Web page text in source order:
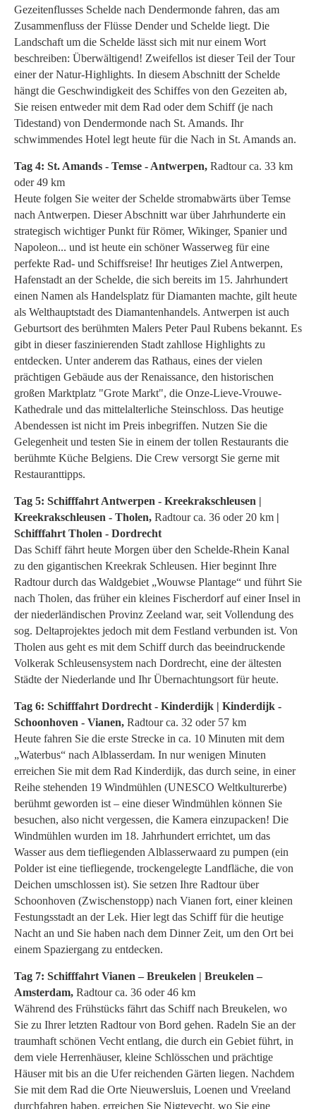
Gezeitenflusses Schelde nach Dendermonde fahren, das am
Zusammenfluss der Flüsse Dender und Schelde liegt. Die
Landschaft um die Schelde lässt sich mit nur einem Wort
beschreiben: Überwältigend! Zweifellos ist dieser Teil der Tour
einer der Natur-Highlights. In diesem Abschnitt der Schelde
hängt die Geschwindigkeit des Schiffes von den Gezeiten ab,
Sie reisen entweder mit dem Rad oder dem Schiff (je nach
Tidestand) von Dendermonde nach St. Amands. Ihr
schwimmendes Hotel legt heute für die Nach in St. Amands an.
Tag 4: St. Amands - Temse - Antwerpen, Radtour ca. 33 km
oder 49 km
Heute folgen Sie weiter der Schelde stromabwärts über Temse
nach Antwerpen. Dieser Abschnitt war über Jahrhunderte ein
strategisch wichtiger Punkt für Römer, Wikinger, Spanier und
Napoleon... und ist heute ein schöner Wasserweg für eine
perfekte Rad- und Schiffsreise! Ihr heutiges Ziel Antwerpen,
Hafenstadt an der Schelde, die sich bereits im 15. Jahrhundert
einen Namen als Handelsplatz für Diamanten machte, gilt heute
als Welthauptstadt des Diamantenhandels. Antwerpen ist auch
Geburtsort des berühmten Malers Peter Paul Rubens bekannt. Es
gibt in dieser faszinierenden Stadt zahllose Highlights zu
entdecken. Unter anderem das Rathaus, eines der vielen
prächtigen Gebäude aus der Renaissance, den historischen
großen Marktplatz "Grote Markt", die Onze-Lieve-Vrouwe-
Kathedrale und das mittelalterliche Steinschloss. Das heutige
Abendessen ist nicht im Preis inbegriffen. Nutzen Sie die
Gelegenheit und testen Sie in einem der tollen Restaurants die
berühmte Küche Belgiens. Die Crew versorgt Sie gerne mit
Restauranttipps.
Tag 5: Schifffahrt Antwerpen - Kreekrakschleusen |
Kreekrakschleusen - Tholen, Radtour ca. 36 oder 20 km |
Schifffahrt Tholen - Dordrecht
Das Schiff fährt heute Morgen über den Schelde-Rhein Kanal
zu den gigantischen Kreekrak Schleusen. Hier beginnt Ihre
Radtour durch das Waldgebiet „Wouwse Plantage“ und führt Sie
nach Tholen, das früher ein kleines Fischerdorf auf einer Insel in
der niederländischen Provinz Zeeland war, seit Vollendung des
sog. Deltaprojektes jedoch mit dem Festland verbunden ist. Von
Tholen aus geht es mit dem Schiff durch das beeindruckende
Volkerak Schleusensystem nach Dordrecht, eine der ältesten
Städte der Niederlande und Ihr Übernachtungsort für heute.
Tag 6: Schifffahrt Dordrecht - Kinderdijk | Kinderdijk -
Schoonhoven - Vianen, Radtour ca. 32 oder 57 km
Heute fahren Sie die erste Strecke in ca. 10 Minuten mit dem
„Waterbus“ nach Alblasserdam. In nur wenigen Minuten
erreichen Sie mit dem Rad Kinderdijk, das durch seine, in einer
Reihe stehenden 19 Windmühlen (UNESCO Weltkulturerbe)
berühmt geworden ist – eine dieser Windmühlen können Sie
besuchen, also nicht vergessen, die Kamera einzupacken! Die
Windmühlen wurden im 18. Jahrhundert errichtet, um das
Wasser aus dem tiefliegenden Alblasserwaard zu pumpen (ein
Polder ist eine tiefliegende, trockengelegte Landfläche, die von
Deichen umschlossen ist). Sie setzen Ihre Radtour über
Schoonhoven (Zwischenstopp) nach Vianen fort, einer kleinen
Festungsstadt an der Lek. Hier legt das Schiff für die heutige
Nacht an und Sie haben nach dem Dinner Zeit, um den Ort bei
einem Spaziergang zu entdecken.
Tag 7: Schifffahrt Vianen – Breukelen | Breukelen –
Amsterdam, Radtour ca. 36 oder 46 km
Während des Frühstücks fährt das Schiff nach Breukelen, wo
Sie zu Ihrer letzten Radtour von Bord gehen. Radeln Sie an der
traumhaft schönen Vecht entlang, die durch ein Gebiet führt, in
dem viele Herrenhäuser, kleine Schlösschen und prächtige
Häuser mit bis an die Ufer reichenden Gärten liegen. Nachdem
Sie mit dem Rad die Orte Nieuwersluis, Loenen und Vreeland
durchfahren haben, erreichen Sie Nigtevecht, wo Sie eine